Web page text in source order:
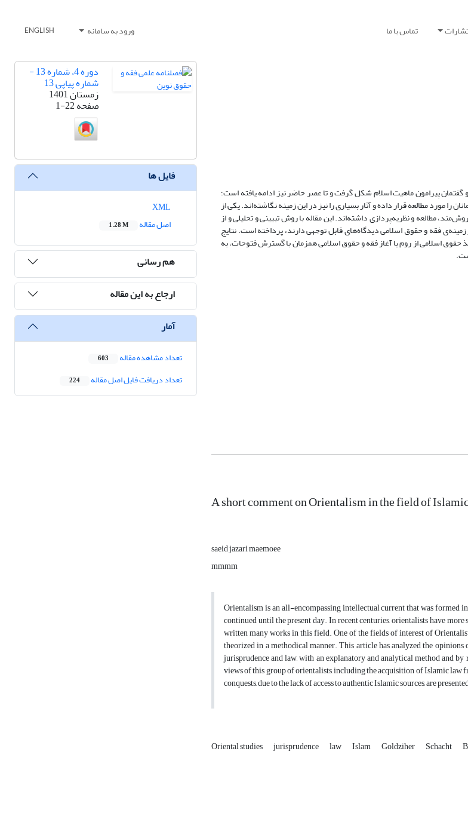
تماس با ما ورود به سامانه ENGLISH
پیرامون ماهیت اسلام شکل گرفت و تا عصر حاضر نیز ادامه یافته است؛
مطالعه قرار داده و آثار بسیاری را نیز در این زمینه نگاشته‌اند. یکی از
مطالعه و نظریه‌پردازی داشته‌اند. این مقاله با روش تبیینی و تحلیلی و از
فقه و حقوق اسلامی دیدگاه‌های قابل توجهی دارند، پرداخته است. نتایج
اسلامی از روم یا آغاز فقه و حقوق اسلامی همزمان با گسترش فتوحات، به
A short comment on Orientalism in the field of
saeid jazari maemoee
mmmm
Orientalism is an all-encompassing intellectual current that was formed
continued until the present day. In recent centuries, orientalists have
written many works in this field. One of the fields of interest of
theorized in a methodical manner. This article has analyzed the
jurisprudence and law, with an explanatory and analytical method and
views of this group of orientalists, including the acquisition of Islamic law
conquests, due to the lack of access to authentic Islamic sources, are
Oriental studies jurisprudence law Islam Goldziher Schacht
دوره 4، شماره 13 -
شماره پیاپی 13
زمستان 1401
صفحه1-22
فایل ها
اصل مقاله
1.28 M
هم رسانی
ارجاع به این مقاله
آمار
تعداد مشاهده مقاله 603
تعداد دریافت فایل اصل مقاله 224